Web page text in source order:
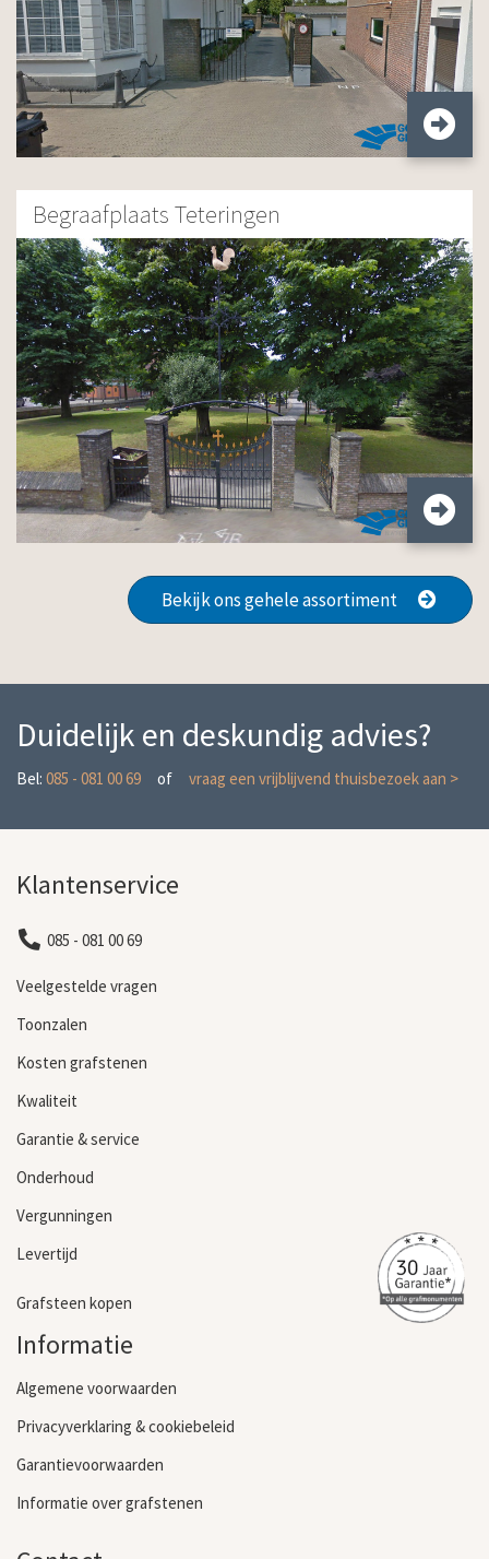
Begraafplaats Teteringen
Bekijk ons gehele assortiment
Duidelijk en deskundig advies?
Bel: 085 - 081 00 69 of vraag een vrijblijvend thuisbezoek aan >
Klantenservice
085 - 081 00 69
Veelgestelde vragen
Toonzalen
Kosten grafstenen
Kwaliteit
Garantie & service
Onderhoud
Vergunningen
Levertijd
Grafsteen kopen
Informatie
Algemene voorwaarden
Privacyverklaring & cookiebeleid
Garantievoorwaarden
Informatie over grafstenen